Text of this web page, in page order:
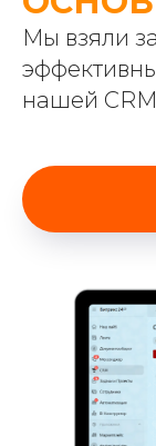
Мы взяли
нашей CRM